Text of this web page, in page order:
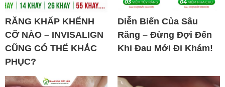
RĂNG KHẤP KHỂNH
CỠ NÀO – INVISALIGN
CŨNG CÓ THỂ KHẮC
PHỤC?
Diễn Biến Của Sâu
Răng – Đừng Đợi Đến
Khi Đau Mới Đi Khám!